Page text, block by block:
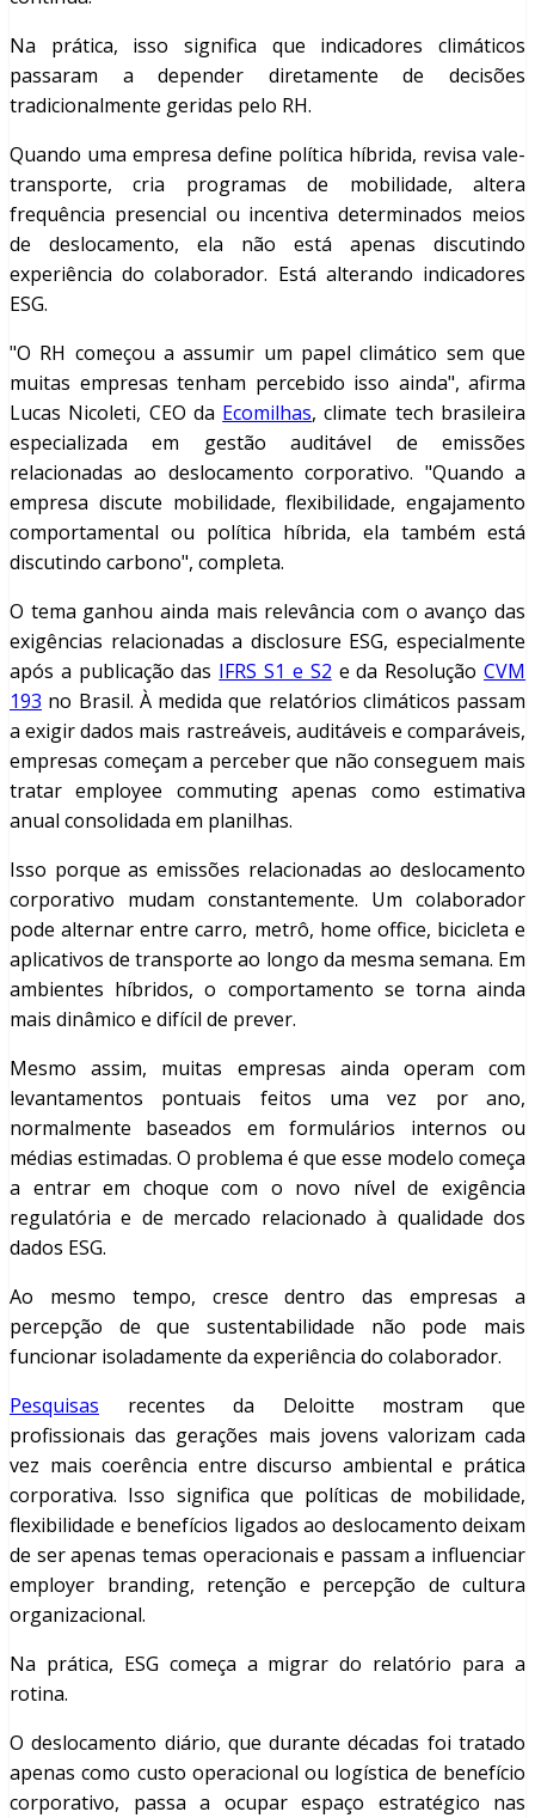
Na prática, isso significa que indicadores climáticos
passaram a depender diretamente de decisões
tradicionalmente geridas pelo RH.
Quando uma empresa define política híbrida, revisa vale-
transporte, cria programas de mobilidade, altera
frequência presencial ou incentiva determinados meios
de deslocamento, ela não está apenas discutindo
experiência do colaborador. Está alterando indicadores
ESG.
"O RH começou a assumir um papel climático sem que
muitas empresas tenham percebido isso ainda", afirma
Lucas Nicoleti, CEO da Ecomilhas, climate tech brasileira
especializada em gestão auditável de emissões
relacionadas ao deslocamento corporativo. "Quando a
empresa discute mobilidade, flexibilidade, engajamento
comportamental ou política híbrida, ela também está
discutindo carbono", completa.
O tema ganhou ainda mais relevância com o avanço das
exigências relacionadas a disclosure ESG, especialmente
após a publicação das IFRS S1 e S2 e da ResoluçãoCVM
193 no Brasil. À medida que relatórios climáticos passam
a exigir dados mais rastreáveis, auditáveis e comparáveis,
empresas começam a perceber que não conseguem mais
tratar employee commuting apenas como estimativa
anual consolidada em planilhas.
Isso porque as emissões relacionadas ao deslocamento
corporativo mudam constantemente. Um colaborador
pode alternar entre carro, metrô, home office, bicicleta e
aplicativos de transporte ao longo da mesma semana. Em
ambientes híbridos, o comportamento se torna ainda
mais dinâmico e difícil de prever.
Mesmo assim, muitas empresas ainda operam com
levantamentos pontuais feitos uma vez por ano,
normalmente baseados em formulários internos ou
médias estimadas. O problema é que esse modelo começa
a entrar em choque com o novo nível de exigência
regulatória e de mercado relacionado à qualidade dos
dados ESG.
Ao mesmo tempo, cresce dentro das empresas a
percepção de que sustentabilidade não pode mais
funcionar isoladamente da experiência do colaborador.
Pesquisas recentes da Deloitte mostram que
profissionais das gerações mais jovens valorizam cada
vez mais coerência entre discurso ambiental e prática
corporativa. Isso significa que políticas de mobilidade,
flexibilidade e benefícios ligados ao deslocamento deixam
de ser apenas temas operacionais e passam a influenciar
employer branding, retenção e percepção de cultura
organizacional.
Na prática, ESG começa a migrar do relatório para a
rotina.
O deslocamento diário, que durante décadas foi tratado
apenas como custo operacional ou logística de benefício
corporativo, passa a ocupar espaço estratégico nas